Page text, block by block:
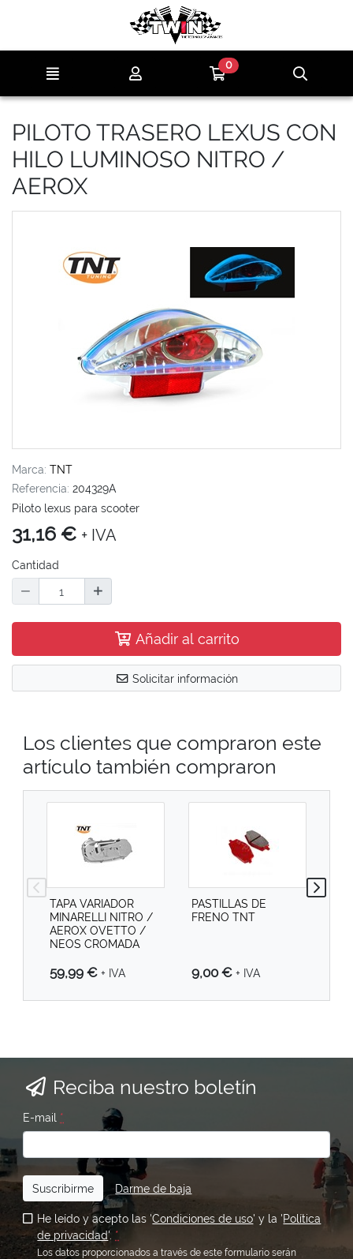
Ir al contenido principal de la página
Ir a mi compra
0
PILOTO TRASERO LEXUS CON
HILO LUMINOSO NITRO /
AEROX
Marca: TNT
Referencia: 204329A
Piloto lexus para scooter
31,16 € + IVA
Cantidad
Añadir al carrito
Solicitar información
Los clientes que compraron este
artículo también compraron
TAPA VARIADOR
MINARELLI NITRO /
AEROX OVETTO /
NEOS CROMADA
59,99 € + IVA
PASTILLAS DE
FRENO TNT
9,00 € + IVA
Reciba nuestro boletín
E-mail *
Suscribirme Darme de baja
He leído y acepto las 'Condiciones de uso' y la 'Política
de privacidad'. *
Los datos proporcionados a través de este formulario serán